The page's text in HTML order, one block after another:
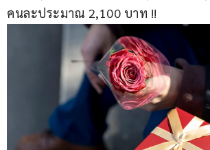
คนละประมาณ 2,100 บาท !!